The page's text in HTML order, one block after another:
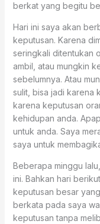
berkat yang begitu
Hari ini saya akan
keputusan. Karena
seringkali ditentukan
ambil, atau mungkin
sebelumnya. Atau
sulit, bisa jadi karena
karena keputusan
kehidupan anda.
untuk anda. Saya
saya untuk
Beberapa minggu
ini. Bahkan hari
keputusan besar
berkata pada saya
keputusan tanpa